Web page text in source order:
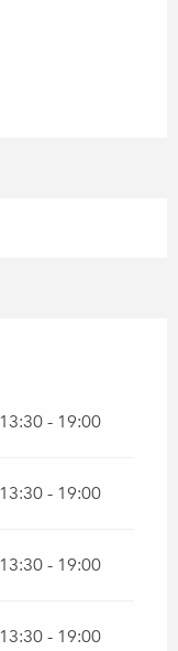
13:30 - 19:00
13:30 - 19:00
13:30 - 19:00
13:30 - 19:00